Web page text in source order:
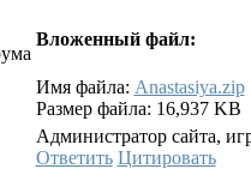
Вложенный файл:
Имя файла: Anastasiya.zip
Размер файла: 16,937 KB
Администратор сайта,
Ответить Цитировать